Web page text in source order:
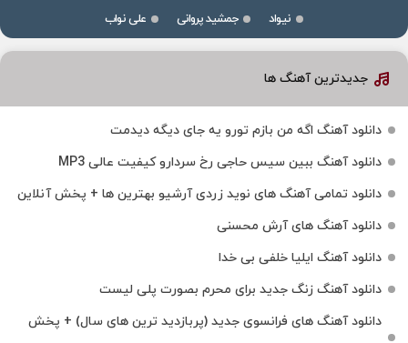
نیواد
جمشید پروانی علی نواب
جدیدترین آهنگ ها
دانلود آهنگ اگه من بازم تورو یه جای دیگه دیدمت
دانلود آهنگ ببین سیس حاجی رخ سردارو کیفیت عالی MP3
دانلود تمامی آهنگ های نوید زردی آرشیو بهترین ها + پخش آنلاین
دانلود آهنگ های آرش محسنی
دانلود آهنگ ایلیا خلفی بی خدا
دانلود آهنگ زنگ جدید برای محرم بصورت پلی لیست
دانلود آهنگ های فرانسوی جدید (پربازدید ترین های سال) + پخش